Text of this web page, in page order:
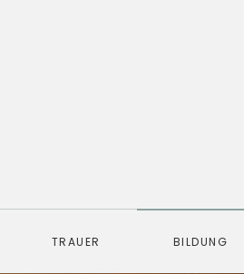
TRAUER BILDUNG